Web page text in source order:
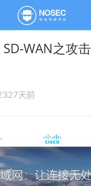
SD-WAN之攻击
天前